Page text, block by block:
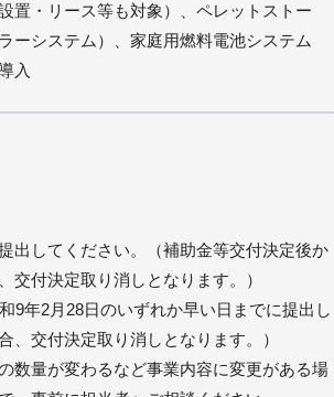
置・リース等も対象）、ペレットストー
ーシステム）、家庭用燃料電池システム
入
出してください。（補助金等交付決定後か
交付決定取り消しとなります。）
9年2月28日のいずれか早い日までに提出し
交付決定取り消しとなります。）
数量が変わるなど事業内容に変更がある場